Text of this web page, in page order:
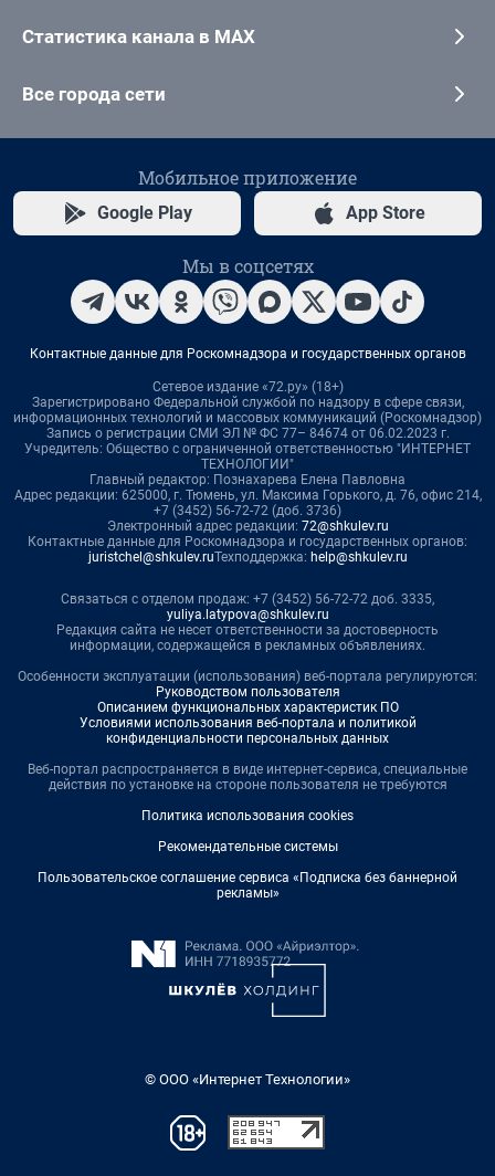
Статистика канала в MAX
Все города сети
Мобильное приложение
Google Play App Store
Мы в соцсетях
Контактные данные для Роскомнадзора и государственных органов
Сетевое издание «72.ру» (18+)
Зарегистрировано Федеральной службой по надзору в сфере связи,
информационных технологий и массовых коммуникаций (Роскомнадзор)
Запись о регистрации СМИ ЭЛ № ФС 77– 84674 от 06.02.2023 г.
Учредитель: Общество с ограниченной ответственностью "ИНТЕРНЕТ
ТЕХНОЛОГИИ"
Главный редактор: Познахарева Елена Павловна
Адрес редакции: 625000, г. Тюмень, ул. Максима Горького, д. 76, офис 214,
+7 (3452) 56-72-72 (доб. 3736)
Электронный адрес редакции: 72@shkulev.ru
Контактные данные для Роскомнадзора и государственных органов:
juristchel@shkulev.ruТехподдержка: help@shkulev.ru
Связаться с отделом продаж: +7 (3452) 56-72-72 доб. 3335,
yuliya.latypova@shkulev.ru
Редакция сайта не несет ответственности за достоверность
информации, содержащейся в рекламных объявлениях.
Особенности эксплуатации (использования) веб-портала регулируются:
Руководством пользователя
Описанием функциональных характеристик ПО
Условиями использования веб-портала и политикой
конфиденциальности персональных данных
Веб-портал распространяется в виде интернет-сервиса, специальные
действия по установке на стороне пользователя не требуются
Политика использования cookies
Рекомендательные системы
Пользовательское соглашение сервиса «Подписка без баннерной
рекламы»
© ООО «Интернет Технологии»